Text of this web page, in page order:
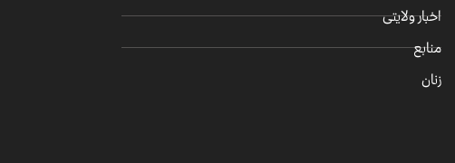
اخبار ولایتی
منابع
زنان